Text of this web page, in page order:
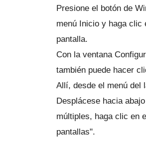
Presione el botón de
menú Inicio y haga clic
pantalla.
Con la ventana
también puede hacer
Allí, desde el menú del
Desplácese hacia
múltiples, haga clic en
pantallas".